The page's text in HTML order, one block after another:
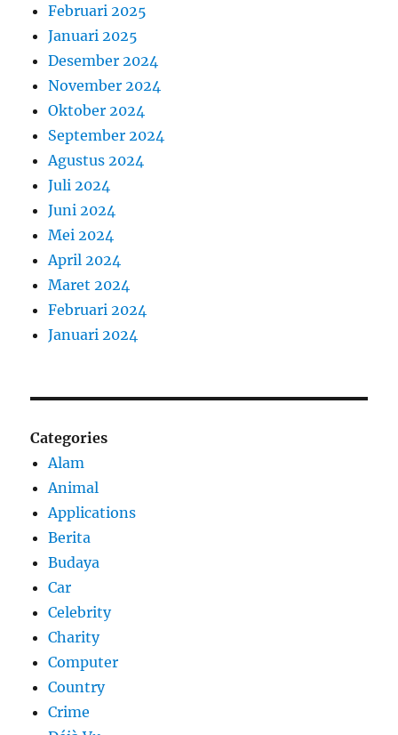
Februari 2025
Januari 2025
Desember 2024
November 2024
Oktober 2024
September 2024
Agustus 2024
Juli 2024
Juni 2024
Mei 2024
April 2024
Maret 2024
Februari 2024
Januari 2024
Categories
Alam
Animal
Applications
Berita
Budaya
Car
Celebrity
Charity
Computer
Country
Crime